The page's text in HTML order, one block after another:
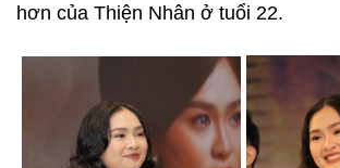
hơn của Thiện Nhân ở tuổi 22.